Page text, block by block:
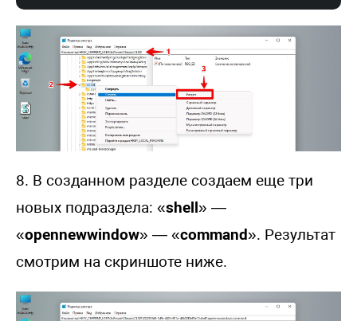
8. В созданном разделе создаем еще три
новых подраздела: «shell» —
«opennewwindow» — «command». Результат
смотрим на скриншоте ниже.